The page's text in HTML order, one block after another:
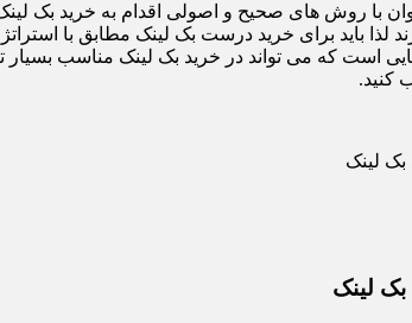
با روش های صحیح و اصولی اقدام به خرید بک
لذا باید برای خرید درست بک لینک مطابق با
است که می تواند در خرید بک لینک مناسب بسیار
کنید.
لینک